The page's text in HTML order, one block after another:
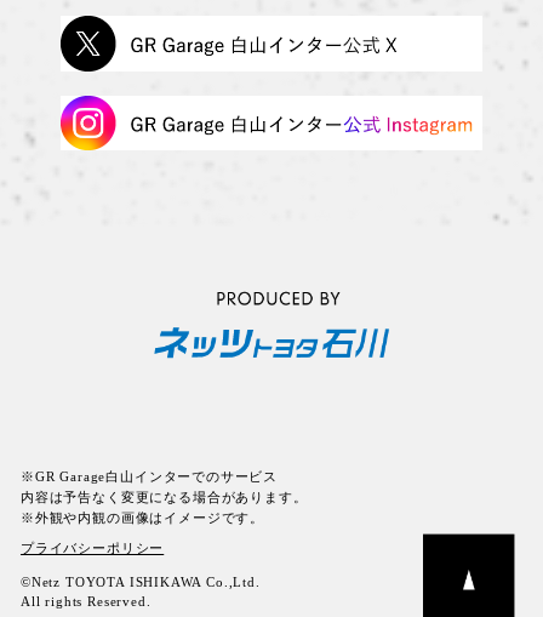
※GR Garage白山インターでのサービス
内容は予告なく変更になる場合があります。
※外観や内観の画像はイメージです。
プライバシーポリシー
©Netz TOYOTA ISHIKAWA Co.,Ltd.
All rights Reserved.